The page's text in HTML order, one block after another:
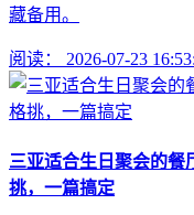
藏备用。
阅读： 2026-07-23
三亚适合生日聚会的餐
挑，一篇搞定